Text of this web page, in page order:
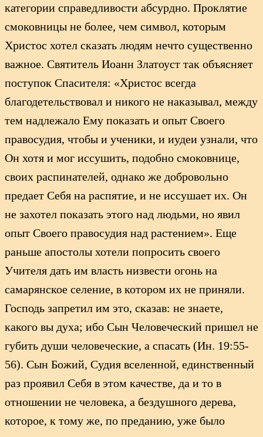
категории справедливости абсурдно. Проклятие
смоковницы не более, чем символ, которым
Христос хотел сказать людям нечто существенно
важное. Святитель Иоанн Златоуст так объясняет
поступок Спасителя: «Христос всегда
благодетельствовал и никого не наказывал, между
тем надлежало Ему показать и опыт Своего
правосудия, чтобы и ученики, и иудеи узнали, что
Он хотя и мог иссушить, подобно смоковнице,
своих распинателей, однако же добровольно
предает Себя на распятие, и не иссушает их. Он
не захотел показать этого над людьми, но явил
опыт Своего правосудия над растением». Еще
раньше апостолы хотели попросить своего
Учителя дать им власть низвести огонь на
самарянское селение, в котором их не приняли.
Господь запретил им это, сказав: не знаете,
какого вы духа; ибо Сын Человеческий пришел не
губить души человеческие, а спасать (Ин. 19:55-
56). Сын Божий, Судия вселенной, единственный
раз проявил Себя в этом качестве, да и то в
отношении не человека, а бездушного дерева,
которое, к тому же, по преданию, уже было